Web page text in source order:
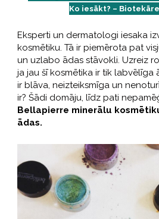
Ko iesākt? –
Eksperti un dermatologi iesaka
kosmētiku. Tā ir piemērota pat
un uzlabo ādas stāvokli. Uzreiz
ja jau šī kosmētika ir tik labvēlīga
ir blāva, neizteiksmīga un
ir? Šādi domāju, līdz pati
Bellapierre minerālu
ādas.